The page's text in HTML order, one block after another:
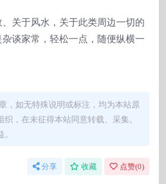
关于风水，关于此类周边一切的
谈家常，轻松一点，随便纵横一
，如无特殊说明或标注，均为本站原
，在未征得本站同意转载、采集。
分享 收藏 点赞(0)